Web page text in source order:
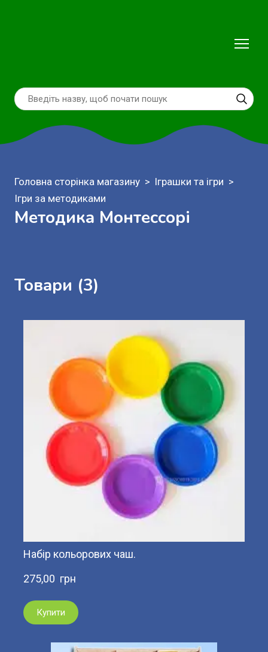
Головна сторінка магазину
Іграшки та ігри
Ігри за методиками
Методика Монтессорі
Товари (3)
Набір кольорових чаш.
275,00  грн
Купити